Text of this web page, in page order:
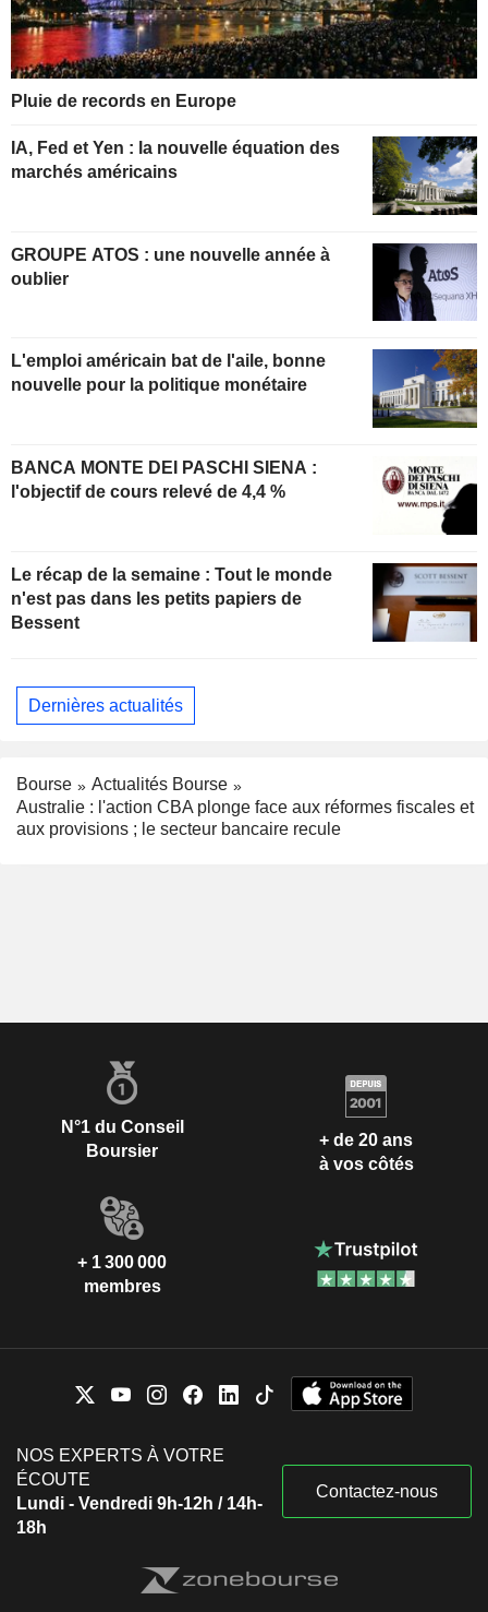
Pluie de records en Europe
IA, Fed et Yen : la nouvelle équation des
marchés américains
GROUPE ATOS : une nouvelle année à
oublier
L'emploi américain bat de l'aile, bonne
nouvelle pour la politique monétaire
BANCA MONTE DEI PASCHI SIENA :
l'objectif de cours relevé de 4,4 %
Le récap de la semaine : Tout le monde
n'est pas dans les petits papiers de
Bessent
Dernières actualités
Bourse
Actualités Bourse
Australie : l'action CBA plonge face aux réformes fiscales et
aux provisions ; le secteur bancaire recule
N°1 du Conseil
Boursier
+ de 20 ans
à vos côtés
+ 1 300 000
membres
NOS EXPERTS À VOTRE
ÉCOUTE
Lundi - Vendredi 9h-12h / 14h-
18h
Contactez-nous